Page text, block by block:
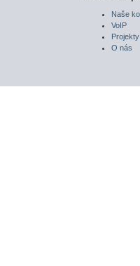
Naše
VoIP
Projekty
O nás